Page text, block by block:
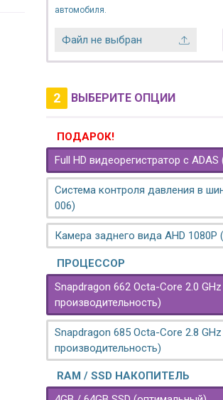
автомобиля.
Файл не выбран
2 ВЫБЕРИТЕ ОПЦИИ
ПОДАРОК!
Full HD видеорегистратор с ADAS
Система контроля давления в
006)
Камера заднего вида AHD 1080P
ПРОЦЕССОР
Snapdragon 662 Octa-Core 2.0
производительность)
Snapdragon 685 Octa-Core 2.8
производительность)
RAM / SSD НАКОПИТЕЛЬ